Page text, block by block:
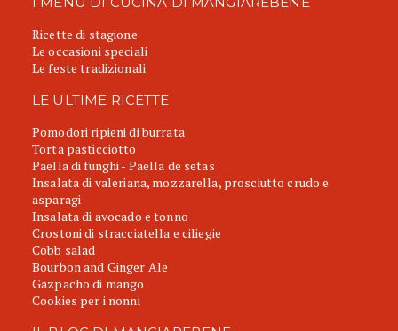
Ricette di stagione
Le occasioni speciali
Le feste tradizionali
LE ULTIME RICETTE
Pomodori ripieni di burrata
Torta pasticciotto
Paella di funghi - Paella de setas
Insalata di valeriana, mozzarella, prosciutto crudo e
asparagi
Insalata di avocado e tonno
Crostoni di stracciatella e ciliegie
Cobb salad
Bourbon and Ginger Ale
Gazpacho di mango
Cookies per i nonni